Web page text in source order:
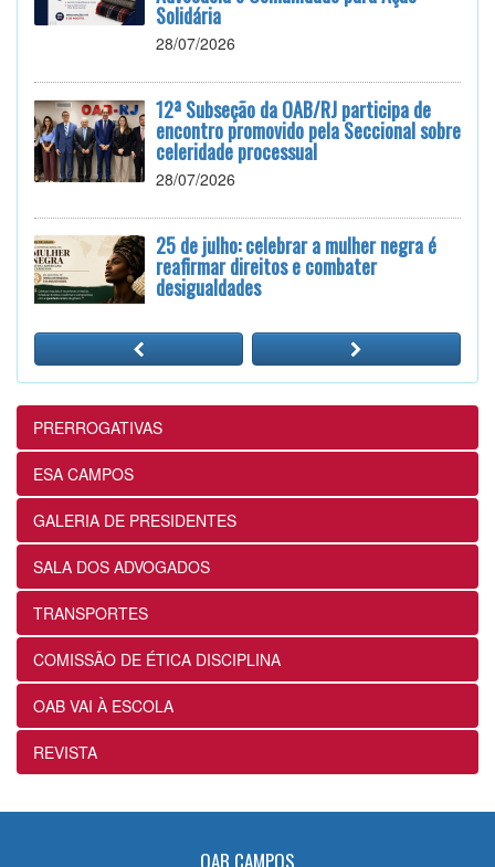
Solidária
28/07/2026
12ª Subseção da OAB/RJ participa de
encontro promovido pela Seccional sobre
celeridade processual
28/07/2026
25 de julho: celebrar a mulher negra é
reafirmar direitos e combater
desigualdades
12ª Subseção e ESA realizam
Masterclass sobre Crimes Eleitorais na
Prática
24/07/2026
12ª Subseção e ESA alinham projetos e
ações voltados ao fortalecimento dos
futuros advogados
24/07/2026
OABRJ disponibiliza repositório de
manuais e cartilhas digitais para apoiar
a advocacia fluminense
22/07/2026
expressamente a natureza alimentar dos
PRERROGATIVAS
ESA CAMPOS
GALERIA DE PRESIDENTES
SALA DOS ADVOGADOS
TRANSPORTES
COMISSÃO DE ÉTICA DISCIPLINA
OAB VAI À ESCOLA
REVISTA
OAB CAMPOS